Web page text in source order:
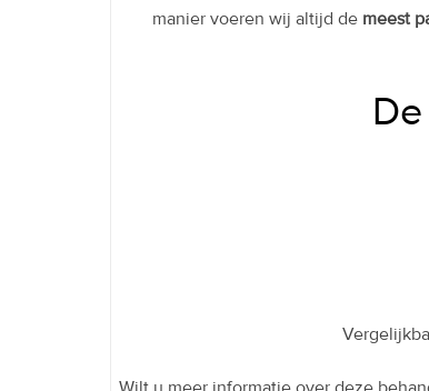
manier voeren wij altijd de meest